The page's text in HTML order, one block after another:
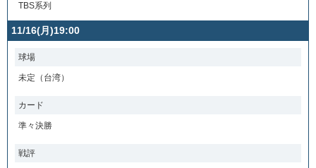
TBS系列
11/16(月)19:00
球場
未定（台湾）
カード
準々決勝
戦評